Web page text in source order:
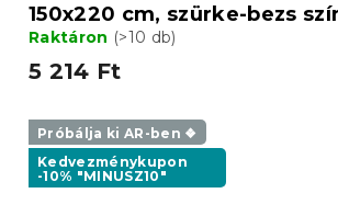
150x220 cm, szürke-bezs
Raktáron (>10 db)
5 214 Ft
Próbálja ki AR-ben ❖
Kedvezménykupon
-10% "MINUSZ10"